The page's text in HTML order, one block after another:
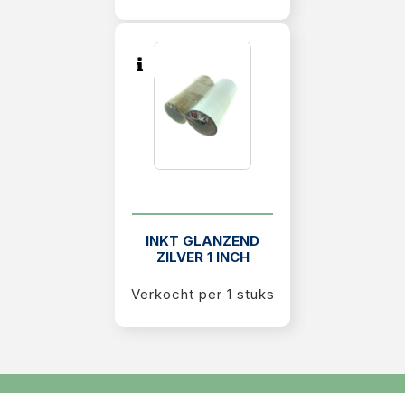
INKT GLANZEND
ZILVER 1 INCH
Verkocht per 1 stuks